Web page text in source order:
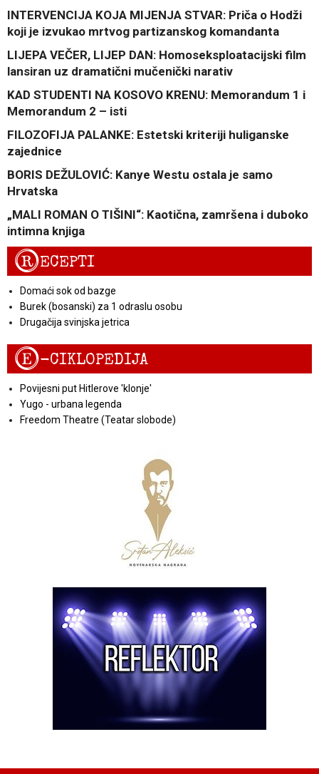
INTERVENCIJA KOJA MIJENJA STVAR: Priča o Hodži
koji je izvukao mrtvog partizanskog komandanta
LIJEPA VEČER, LIJEP DAN: Homoseksploatacijski film
lansiran uz dramatični mučenički narativ
KAD STUDENTI NA KOSOVO KRENU: Memorandum 1 i
Memorandum 2 – isti
FILOZOFIJA PALANKE: Estetski kriteriji huliganske
zajednice
BORIS DEŽULOVIĆ: Kanye Westu ostala je samo
Hrvatska
„MALI ROMAN O TIŠINI“: Kaotična, zamršena i duboko
intimna knjiga
RECEPTI
Domaći sok od bazge
Burek (bosanski) za 1 odraslu osobu
Drugačija svinjska jetrica
E-CIKLOPEDIJA
Povijesni put Hitlerove 'klonje'
Yugo - urbana legenda
Freedom Theatre (Teatar slobode)